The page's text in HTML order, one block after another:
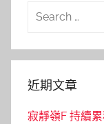
Search
近期文章
寂靜嶺F 持續